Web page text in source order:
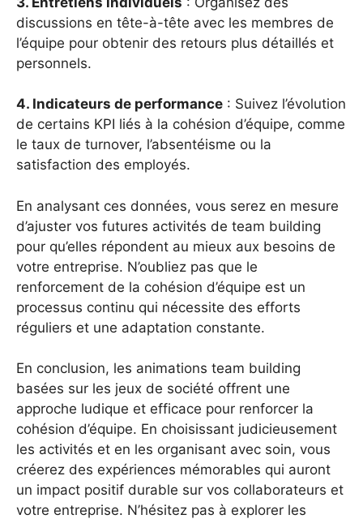
discussions en tête-à-tête avec les membres de
l’équipe pour obtenir des retours plus détaillés et
personnels.
4. Indicateurs de performance : Suivez l’évolution
de certains KPI liés à la cohésion d’équipe, comme
le taux de turnover, l’absentéisme ou la
satisfaction des employés.
En analysant ces données, vous serez en mesure
d’ajuster vos futures activités de team building
pour qu’elles répondent au mieux aux besoins de
votre entreprise. N’oubliez pas que le
renforcement de la cohésion d’équipe est un
processus continu qui nécessite des efforts
réguliers et une adaptation constante.
En conclusion, les animations team building
basées sur les jeux de société offrent une
approche ludique et efficace pour renforcer la
cohésion d’équipe. En choisissant judicieusement
les activités et en les organisant avec soin, vous
créerez des expériences mémorables qui auront
un impact positif durable sur vos collaborateurs et
votre entreprise. N’hésitez pas à explorer les